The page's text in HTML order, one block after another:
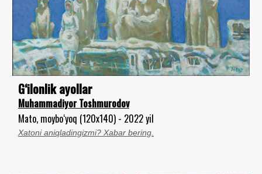
G‘ilonlik ayollar
Muhammadiyor Toshmurodov
Mato, moybo‘yoq (120x140) - 2022 yil
Xatoni aniqladingizmi? Xabar bering.